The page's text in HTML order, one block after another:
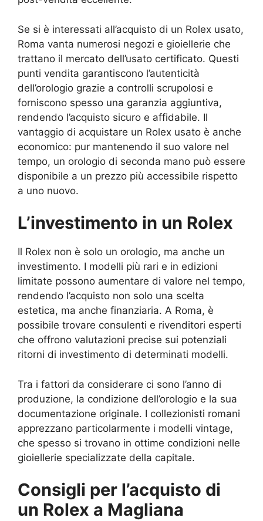
Se si è interessati all’acquisto di un Rolex usato,
Roma vanta numerosi negozi e gioiellerie che
trattano il mercato dell’usato certificato. Questi
punti vendita garantiscono l’autenticità
dell’orologio grazie a controlli scrupolosi e
forniscono spesso una garanzia aggiuntiva,
rendendo l’acquisto sicuro e affidabile. Il
vantaggio di acquistare un Rolex usato è anche
economico: pur mantenendo il suo valore nel
tempo, un orologio di seconda mano può essere
disponibile a un prezzo più accessibile rispetto
a uno nuovo.
L’investimento in un Rolex
Il Rolex non è solo un orologio, ma anche un
investimento. I modelli più rari e in edizioni
limitate possono aumentare di valore nel tempo,
rendendo l’acquisto non solo una scelta
estetica, ma anche finanziaria. A Roma, è
possibile trovare consulenti e rivenditori esperti
che offrono valutazioni precise sui potenziali
ritorni di investimento di determinati modelli.
Tra i fattori da considerare ci sono l’anno di
produzione, la condizione dell’orologio e la sua
documentazione originale. I collezionisti romani
apprezzano particolarmente i modelli vintage,
che spesso si trovano in ottime condizioni nelle
gioiellerie specializzate della capitale.
Consigli per l’acquisto di
un Rolex a Magliana